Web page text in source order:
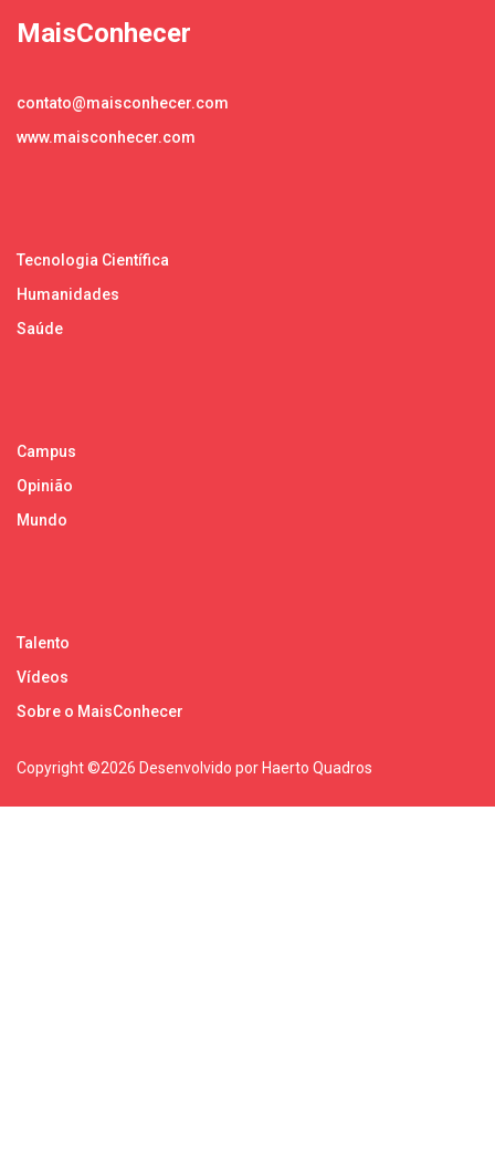
MaisConhecer
contato@maisconhecer.com
www.maisconhecer.com
Tecnologia Científica
Humanidades
Saúde
Campus
Opinião
Mundo
Talento
Vídeos
Sobre o MaisConhecer
Copyright ©2026 Desenvolvido por Haerto Quadros